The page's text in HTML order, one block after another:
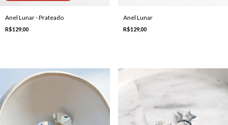
Anel Lunar - Prateado
R$129,00
Anel Lunar
R$129,00